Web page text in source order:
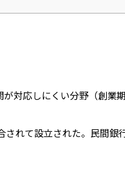
対応しにくい分野（創
れて設立された。民間